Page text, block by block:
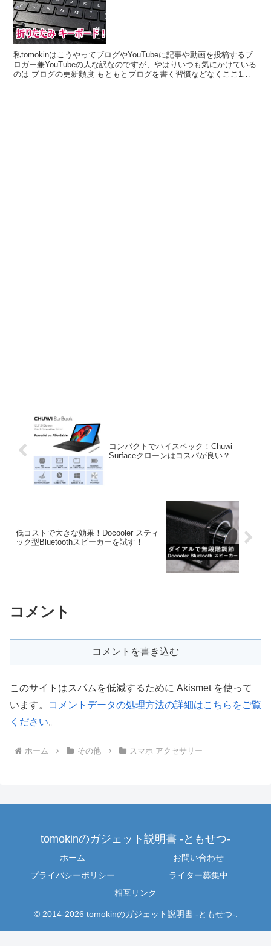
私tomokinはこうやってブログやYouTubeに記事や動画を投稿するブ
ロガー兼YouTubeの人な訳なのですが、やはりいつも気にかけている
のは ブログの更新頻度 もともとブログを書く習慣などなくここ1年
コンパクトでハイスペック！Chuwi
Surfaceクローンはコスパが良い？
低コストで大きな効果！Docooler スティ
ック型Bluetoothスピーカーを試す！
コメント
コメントを書き込む
このサイトはスパムを低減するために Akismet を使って
います。
コメントデータの処理方法の詳細はこちらをご覧
ください。
ホーム その他 スマホ アクセサリー
tomokinのガジェット説明書 -ともせつ-
ホーム
お問い合わせ
プライバシーポリシー
ライター募集中
相互リンク
© 2014-2026 tomokinのガジェット説明書 -ともせつ-.